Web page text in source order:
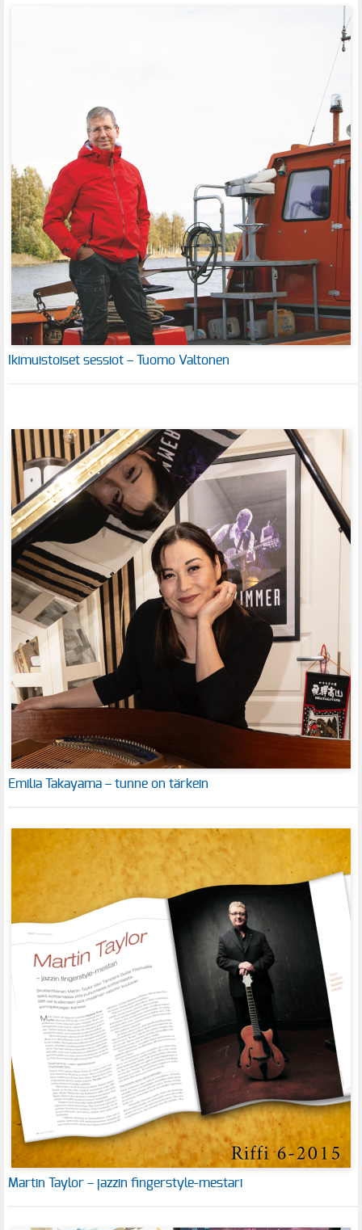
Ikimuistoiset sessiot – Tuomo Valtonen
Emilia Takayama – tunne on tärkein
Martin Taylor – jazzin fingerstyle-mestari